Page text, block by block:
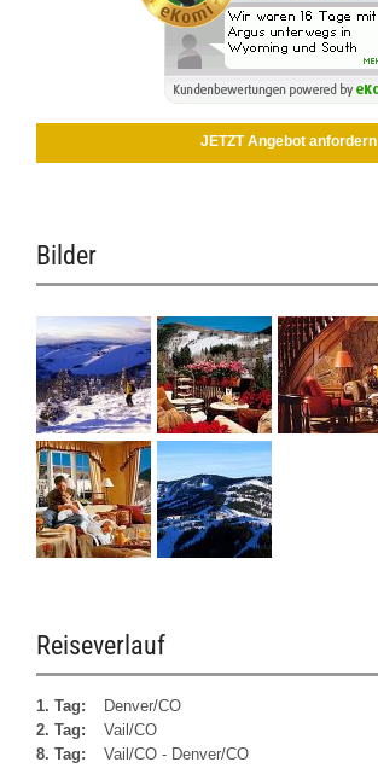
JETZT Angebot anfordern
Bilder
Reiseverlauf
1. Tag:
Denver/CO
2. Tag:
Vail/CO
8. Tag:
Vail/CO - Denver/CO